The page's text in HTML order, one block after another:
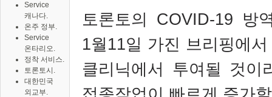
Service
캐나다.
온주 정부.
Service
온타리오.
정착 서비스.
토론토시.
대한민국
외교부.
토론토의 COVID-19 방
1월11일 가진 브리핑에
클리닉에서 투여될 것